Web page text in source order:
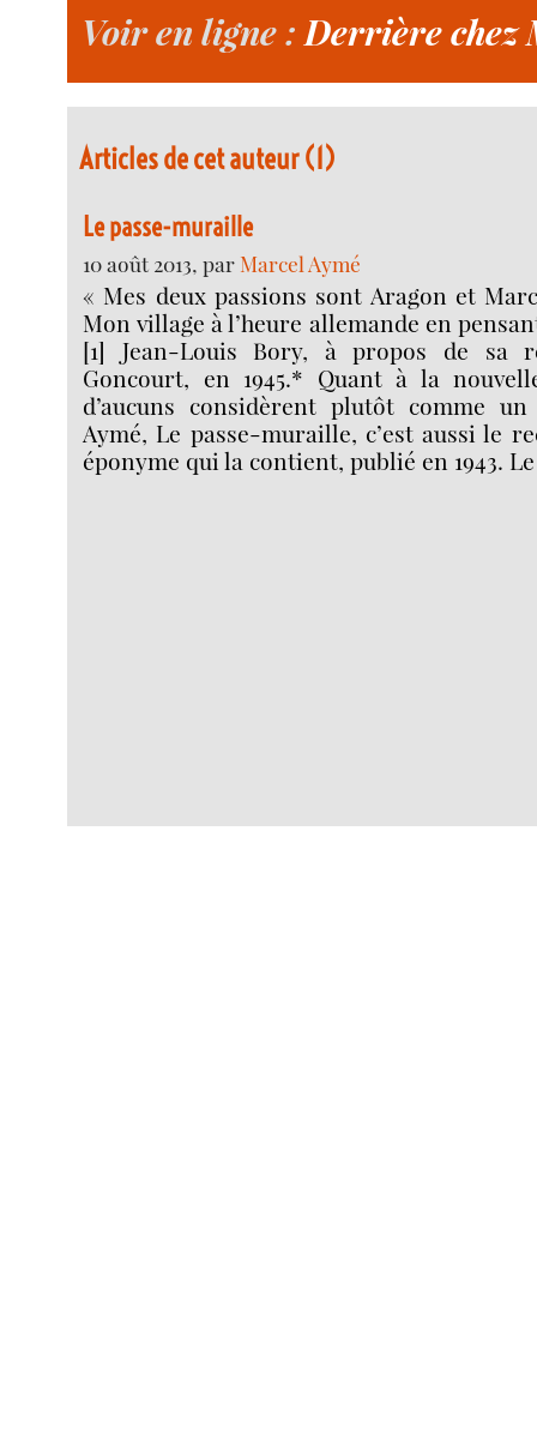
Voir en ligne : Derrière chez
Articles de cet auteur (1)
Le passe-muraille
10 août 2013, parMarcel Aymé
« Mes deux passions sont Aragon et
Mon village à l’heure allemande en
[1] Jean-Louis Bory, à propos de sa
Goncourt, en 1945.* Quant à la
d’aucuns considèrent plutôt comme
Aymé, Le passe-muraille, c’est aussi le
éponyme qui la contient, publié en 1943.